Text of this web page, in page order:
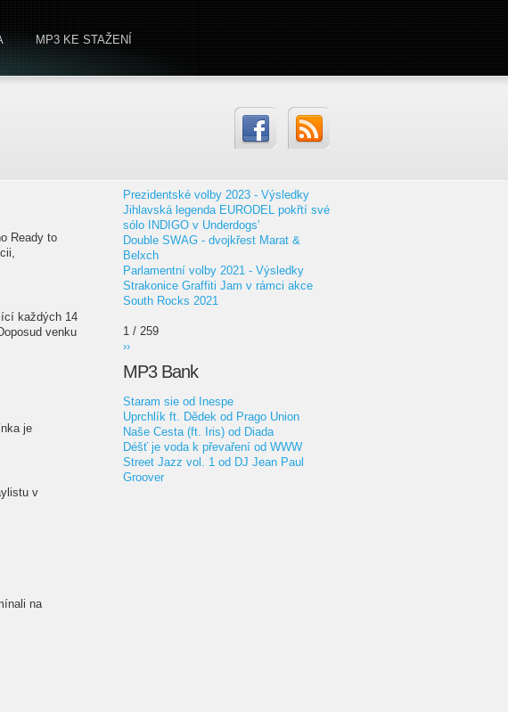
MP3 KE STAŽENÍ
Ready to
každých 14
venku
je
v
na
Prezidentské volby 2023 - Výsledky
Jihlavská legenda EURODEL pokřtí své
sólo INDIGO v Underdogs'
Double SWAG - dvojkřest Marat &
Belxch
Parlamentní volby 2021 - Výsledky
Strakonice Graffiti Jam v rámci akce
South Rocks 2021
1 / 259
››
MP3 Bank
Staram sie od Inespe
Uprchlík ft. Dědek od Prago Union
Naše Cesta (ft. Iris) od Diada
Déšť je voda k převaření od WWW
Street Jazz vol. 1 od DJ Jean Paul
Groover